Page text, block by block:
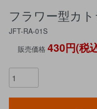
フラワー型カ
JFT-RA-01S
販売価格 430円(税